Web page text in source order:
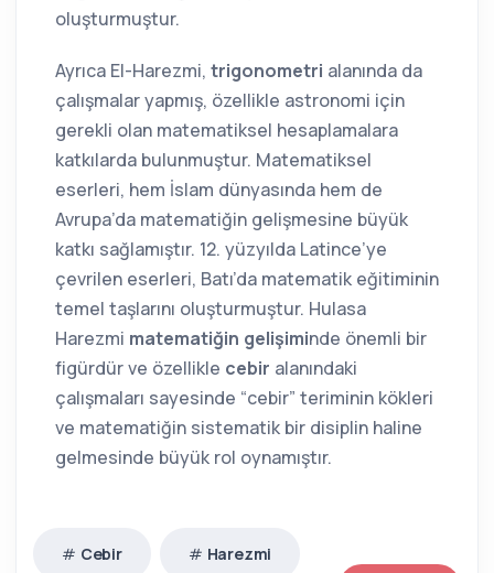
oluşturmuştur.
Ayrıca El-Harezmi, trigonometri alanında da
çalışmalar yapmış, özellikle astronomi için
gerekli olan matematiksel hesaplamalara
katkılarda bulunmuştur. Matematiksel
eserleri, hem İslam dünyasında hem de
Avrupa’da matematiğin gelişmesine büyük
katkı sağlamıştır. 12. yüzyılda Latince’ye
çevrilen eserleri, Batı’da matematik eğitiminin
temel taşlarını oluşturmuştur. Hulasa
Harezmi matematiğin gelişiminde önemli bir
figürdür ve özellikle cebir alanındaki
çalışmaları sayesinde “cebir” teriminin kökleri
ve matematiğin sistematik bir disiplin haline
gelmesinde büyük rol oynamıştır.
Cebir Harezmi